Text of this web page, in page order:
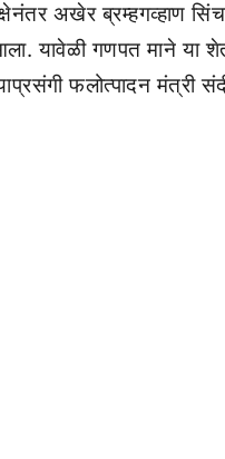
अखेर
यावेळी गणपत माने या
फलोत्पादन मंत्री